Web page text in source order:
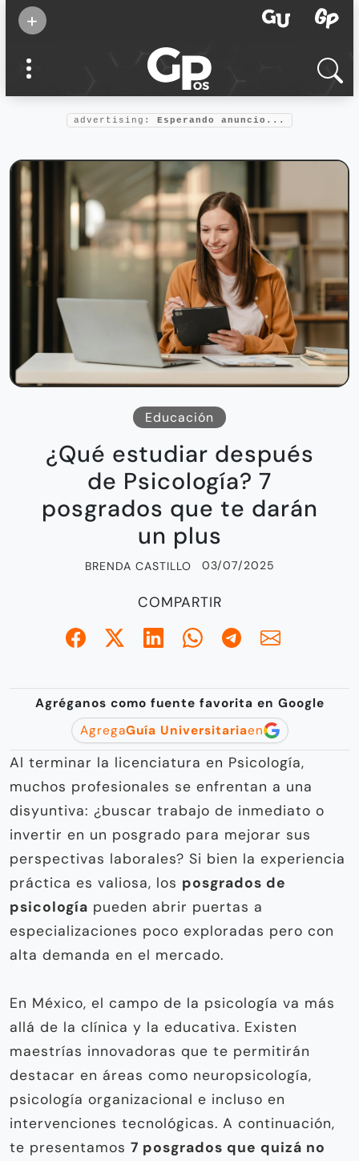
+
confianza
Foro salud
advertising: Esperando anuncio...
Educación
¿Qué estudiar después
de Psicología? 7
posgrados que te darán
un plus
BRENDA CASTILLO 03/07/2025
COMPARTIR
Agréganos como fuente favorita en Google
AgregaGuía Universitariaen
Al terminar la licenciatura en Psicología,
muchos profesionales se enfrentan a una
disyuntiva: ¿buscar trabajo de inmediato o
invertir en un posgrado para mejorar sus
perspectivas laborales? Si bien la experiencia
práctica es valiosa, los posgrados de
psicología pueden abrir puertas a
especializaciones poco exploradas pero con
alta demanda en el mercado.
En México, el campo de la psicología va más
allá de la clínica y la educativa. Existen
maestrías innovadoras que te permitirán
destacar en áreas como neuropsicología,
psicología organizacional e incluso en
intervenciones tecnológicas. A continuación,
te presentamos 7 posgrados que quizá no